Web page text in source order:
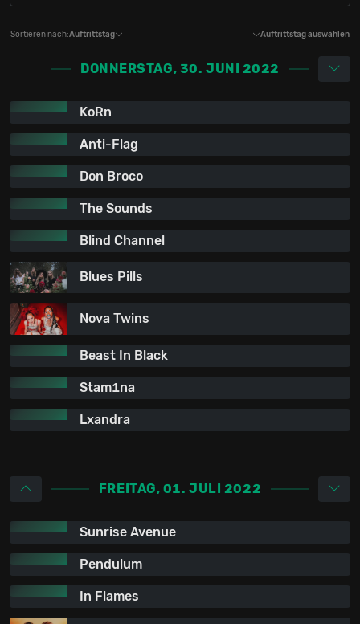
Sortieren nach:Auftrittstag Auftrittstag auswählen
DONNERSTAG, 30. JUNI 2022
KoRn
Anti-Flag
Don Broco
The Sounds
Blind Channel
Blues Pills
Nova Twins
Beast In Black
Stam1na
Lxandra
FREITAG, 01. JULI 2022
Sunrise Avenue
Pendulum
In Flames